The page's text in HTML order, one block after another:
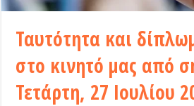
Ταυτότητα και
στο κινητό μας από
Τετάρτη, 27 Ιουλίου